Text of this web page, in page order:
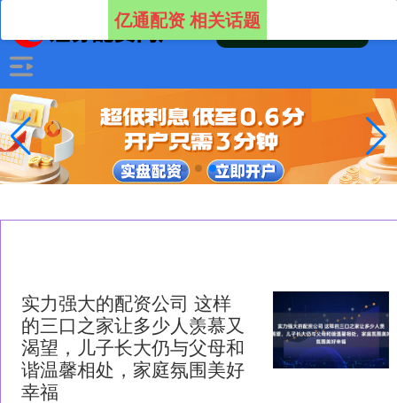
亿通配资 相关话题
实力强大的配资公司 这样
的三口之家让多少人羡慕又
渴望，儿子长大仍与父母和
谐温馨相处，家庭氛围美好
幸福